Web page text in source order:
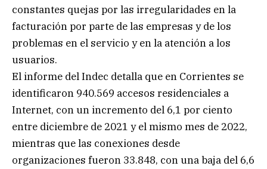
constantes quejas por las irregularidades en la
facturación por parte de las empresas y de los
problemas en el servicio y en la atención a los
usuarios.
El informe del Indec detalla que en Corrientes se
identificaron 940.569 accesos residenciales a
Internet, con un incremento del 6,1 por ciento
entre diciembre de 2021 y el mismo mes de 2022,
mientras que las conexiones desde
organizaciones fueron 33.848, con una baja del 6,6